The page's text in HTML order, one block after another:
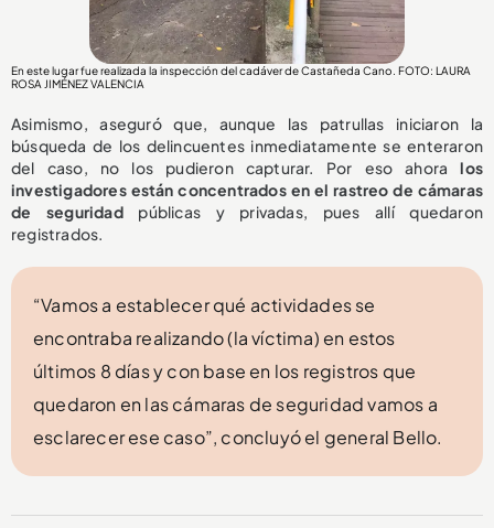
En este lugar fue realizada la inspección del cadáver de Castañeda Cano. FOTO: LAURA
ROSA JIMÉNEZ VALENCIA
Asimismo, aseguró que, aunque las patrullas iniciaron la
búsqueda de los delincuentes inmediatamente se enteraron
del caso, no los pudieron capturar. Por eso ahoralos
investigadores están concentrados en el rastreo de cámaras
de seguridad públicas y privadas, pues allí quedaron
registrados.
“Vamos a establecer qué actividades se
encontraba realizando (la víctima) en estos
últimos 8 días y con base en los registros que
quedaron en las cámaras de seguridad vamos a
esclarecer ese caso”, concluyó el general Bello.